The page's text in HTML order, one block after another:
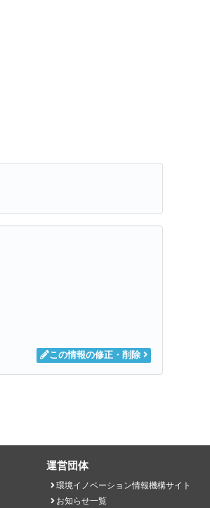
この情報の修正・削除
運営団体
環境イノベーション情報機構サイト
お知らせ一覧